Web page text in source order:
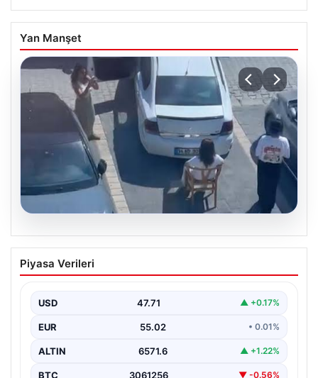
Yan Manşet
Yalova’da Kafenin Önünde Park İhlali
Komik ve Gergin Anlara Sahne Oldu
Mahallesi Ufuk Sokak’ta bulunan bir kafede çalışan…
Piyasa Verileri
USD 47.71 ▲ +0.17%
EUR 55.02 • 0.01%
ALTIN 6571.6 ▲ +1.22%
BTC 3061256 ▼ -0.56%